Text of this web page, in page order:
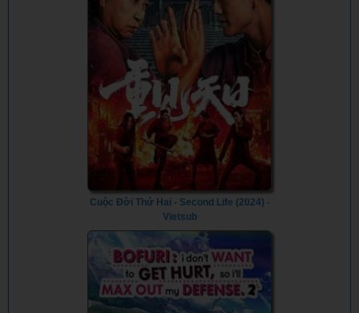
Cuộc Đời Thứ Hai - Second Life (2024) -
Vietsub